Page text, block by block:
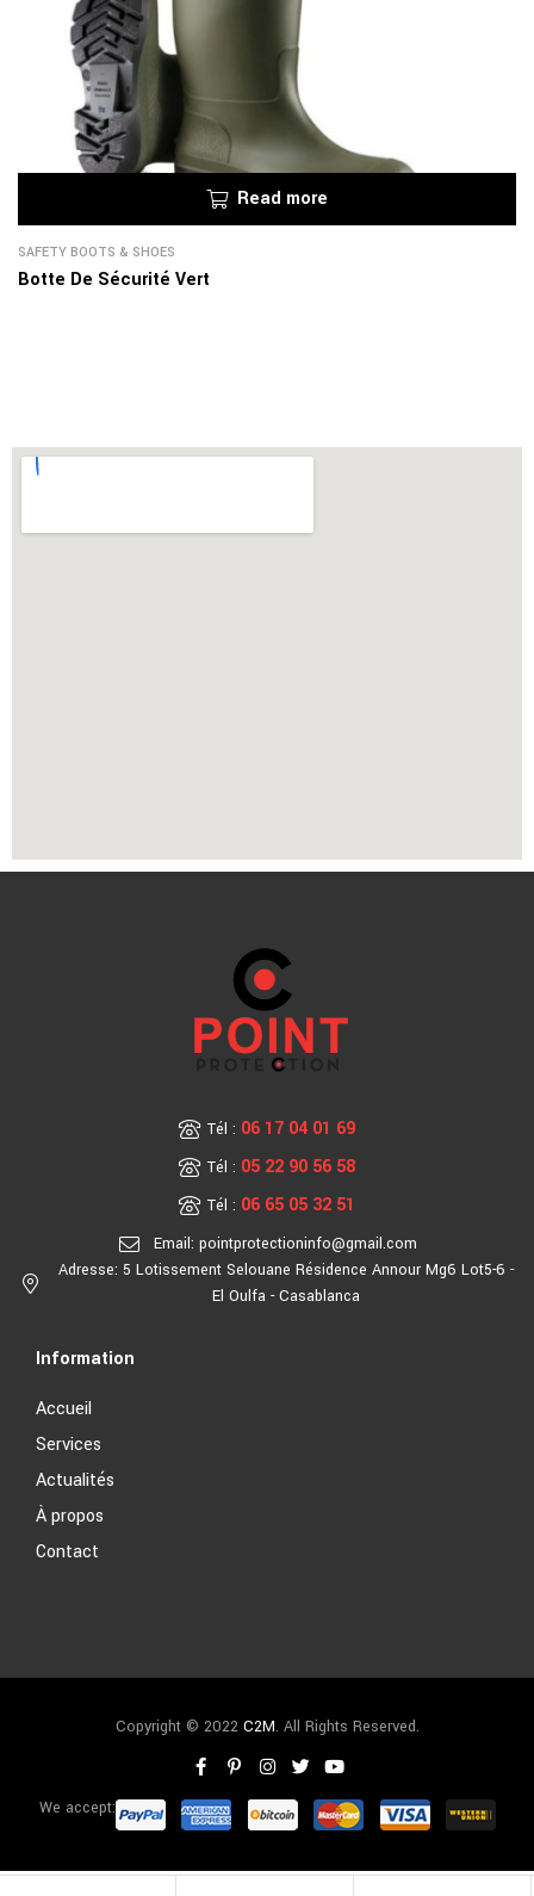
Read more
SAFETY BOOTS & SHOES
Botte De Sécurité Vert
Tél : 06 17 04 01 69
Tél : 05 22 90 56 58
Tél : 06 65 05 32 51
Email: pointprotectioninfo@gmail.com
Adresse: 5 Lotissement Selouane Résidence Annour Mg6 Lot5-6 -
El Oulfa - Casablanca
Information
Accueil
Services
Actualités
À propos
Contact
Copyright © 2022 C2M. All Rights Reserved.
We accept: